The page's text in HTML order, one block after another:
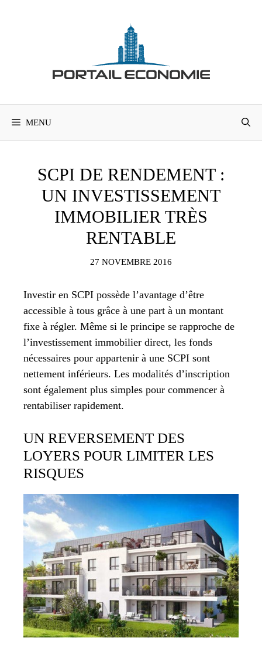
MENU
SCPI DE RENDEMENT :
UN INVESTISSEMENT
IMMOBILIER TRÈS
RENTABLE
27 NOVEMBRE 2016
Investir en SCPI possède l’avantage d’être
accessible à tous grâce à une part à un montant
fixe à régler. Même si le principe se rapproche de
l’investissement immobilier direct, les fonds
nécessaires pour appartenir à une SCPI sont
nettement inférieurs. Les modalités d’inscription
sont également plus simples pour commencer à
rentabiliser rapidement.
UN REVERSEMENT DES
LOYERS POUR LIMITER LES
RISQUES